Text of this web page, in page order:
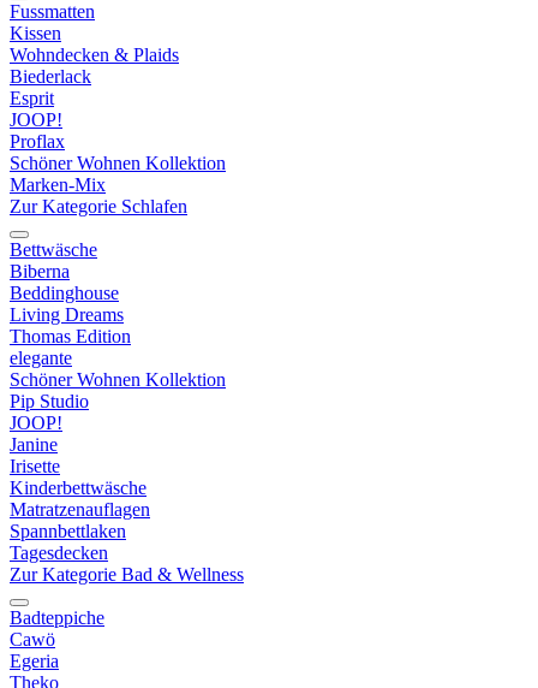
Fussmatten
Kissen
Wohndecken & Plaids
Biederlack
Esprit
JOOP!
Proflax
Schöner Wohnen Kollektion
Marken-Mix
Zur Kategorie Schlafen
Bettwäsche
Biberna
Beddinghouse
Living Dreams
Thomas Edition
elegante
Schöner Wohnen Kollektion
Pip Studio
JOOP!
Janine
Irisette
Kinderbettwäsche
Matratzenauflagen
Spannbettlaken
Tagesdecken
Zur Kategorie Bad & Wellness
Badteppiche
Cawö
Egeria
Theko